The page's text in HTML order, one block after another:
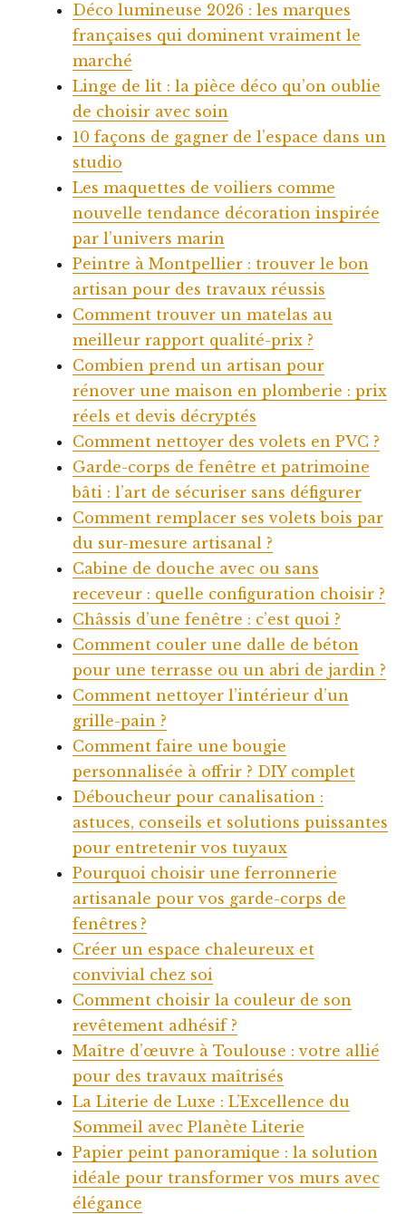
Déco lumineuse 2026 : les marques
françaises qui dominent vraiment le
marché
Linge de lit : la pièce déco qu’on oublie
de choisir avec soin
10 façons de gagner de l’espace dans un
studio
Les maquettes de voiliers comme
nouvelle tendance décoration inspirée
par l’univers marin
Peintre à Montpellier : trouver le bon
artisan pour des travaux réussis
Comment trouver un matelas au
meilleur rapport qualité-prix ?
Combien prend un artisan pour
rénover une maison en plomberie : prix
réels et devis décryptés
Comment nettoyer des volets en PVC ?
Garde-corps de fenêtre et patrimoine
bâti : l’art de sécuriser sans défigurer
Comment remplacer ses volets bois par
du sur-mesure artisanal ?
Cabine de douche avec ou sans
receveur : quelle configuration choisir ?
Châssis d’une fenêtre : c’est quoi ?
Comment couler une dalle de béton
pour une terrasse ou un abri de jardin ?
Comment nettoyer l’intérieur d’un
grille-pain ?
Comment faire une bougie
personnalisée à offrir ? DIY complet
Déboucheur pour canalisation :
astuces, conseils et solutions puissantes
pour entretenir vos tuyaux
Pourquoi choisir une ferronnerie
artisanale pour vos garde-corps de
fenêtres ?
Créer un espace chaleureux et
convivial chez soi
Comment choisir la couleur de son
revêtement adhésif ?
Maître d’œuvre à Toulouse : votre allié
pour des travaux maîtrisés
La Literie de Luxe : L’Excellence du
Sommeil avec Planète Literie
Papier peint panoramique : la solution
idéale pour transformer vos murs avec
élégance